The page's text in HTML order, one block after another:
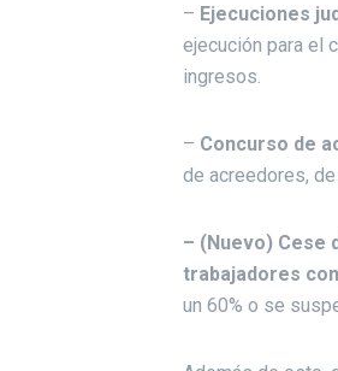
– Ejecuciones
ejecución para el
ingresos.
– Concurso de
de acreedores,
– (Nuevo) Cese
trabajadores
un 60% o se